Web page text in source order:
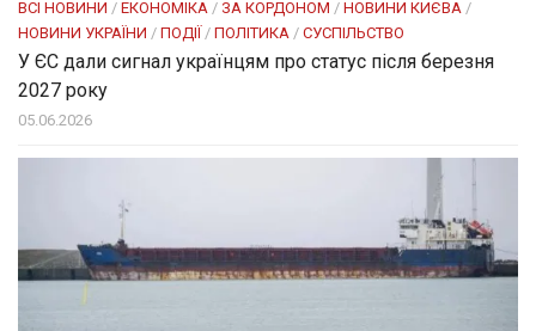
ВСІ НОВИНИ / ЕКОНОМІКА / ЗА КОРДОНОМ / НОВИНИ КИЄВА /
НОВИНИ УКРАЇНИ / ПОДІЇ/ ПОЛІТИКА / СУСПІЛЬСТВО
У ЄС дали сигнал українцям про статус після березня
2027 року
05.06.2026